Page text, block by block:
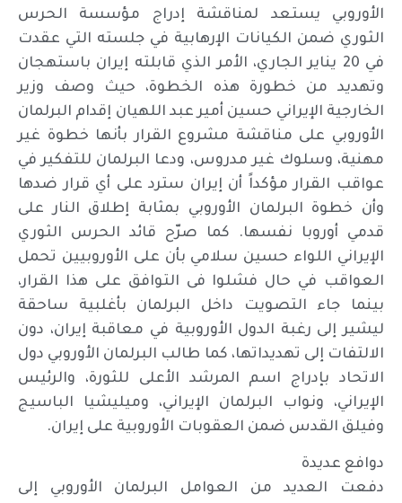
الأوروبي يستعد لمناقشة إدراج مؤسسة الحرس
الثوري ضمن الكيانات الإرهابية في جلسته التي عقدت
في 20 يناير الجاري، الأمر الذي قابلته إيران باستهجان
وتهديد من خطورة هذه الخطوة، حيث وصف وزير
الخارجية الإيراني حسين أمير عبد اللهيان إقدام البرلمان
الأوروبي على مناقشة مشروع القرار بأنها خطوة غير
مهنية، وسلوك غير مدروس، ودعا البرلمان للتفكير في
عواقب القرار مؤكداً أن إيران سترد على أي قرار ضدها
وأن خطوة البرلمان الأوروبي بمثابة إطلاق النار على
قدمي أوروبا نفسها. كما صرّح قائد الحرس الثوري
الإيراني اللواء حسين سلامي بأن على الأوروبيين تحمل
العواقب في حال فشلوا فى التوافق على هذا القرار،
بينما جاء التصويت داخل البرلمان بأغلبية ساحقة
ليشير إلى رغبة الدول الأوروبية في معاقبة إيران، دون
الالتفات إلى تهديداتها، كما طالب البرلمان الأوروبي دول
الاتحاد بإدراج اسم المرشد الأعلى للثورة، والرئيس
الإيراني، ونواب البرلمان الإيراني، وميليشيا الباسيج
وفيلق القدس ضمن العقوبات الأوروبية على إيران.
دوافع عديدة
دفعت العديد من العوامل البرلمان الأوروبي إلى